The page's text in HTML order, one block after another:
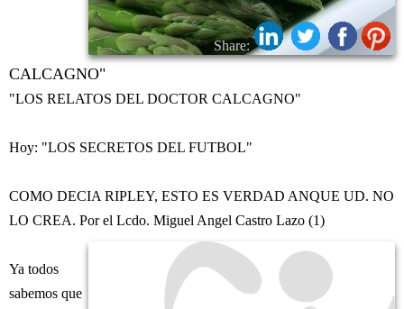
Share:
CALCAGNO"
"LOS RELATOS DEL DOCTOR CALCAGNO"
Hoy: "LOS SECRETOS DEL FUTBOL"
COMO DECIA RIPLEY, ESTO ES VERDAD ANQUE UD. NO
LO CREA. Por el Lcdo. Miguel Angel Castro Lazo (1)
Ya todos
sabemos que